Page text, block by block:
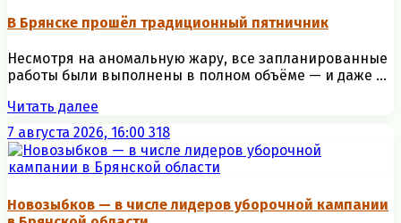
В Брянске прошёл традиционный пятничник
Несмотря на аномальную жару, все запланированные
работы были выполнены в полном объёме — и даже ...
Читать далее
7 августа 2026, 16:00 318
Новозыбков — в числе лидеров уборочной кампании